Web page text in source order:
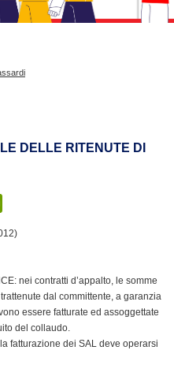
DELLE RITENUTE DI
i
t
F
r
i
nei contratti d’appalto, le somme
dal committente, a garanzia
essere fatturate ed assoggettate
del collaudo.
fatturazione dei SAL deve operarsi